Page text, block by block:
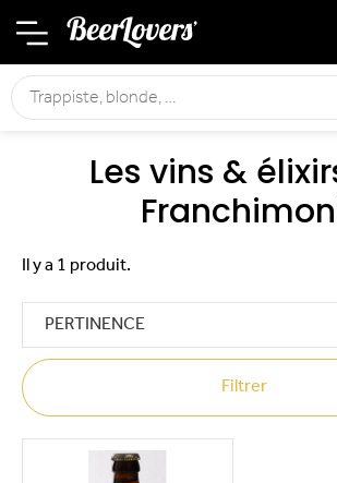
Les vins &
Il y a 1 produit.
PERTINENCE
Filtrer